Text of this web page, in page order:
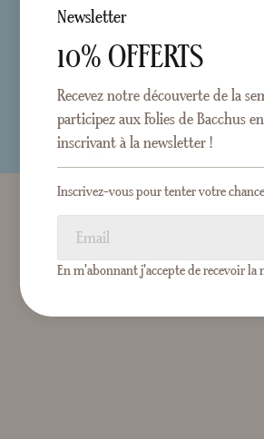
Newsletter
10% OFFERTS
Recevez notre découverte de la
participez aux Folies de Bacchus
inscrivant à la newsletter !
Inscrivez-vous pour tenter votre
En m'abonnant j'accepte de recevoir la